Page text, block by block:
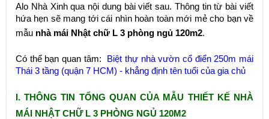
Alo Nhà Xinh qua nội dung bài viết sau. Thông tin từ bài viết
hứa hẹn sẽ mang tới cái nhìn hoàn toàn mới mẻ cho bạn về
mẫu nhà mái Nhật chữ L 3 phòng ngủ 120m2.
Có thể bạn quan tâm: Biệt thự nhà vườn cổ điển 250m mái
Thái 3 tầng (quận 7 HCM) - khẳng định tên tuổi của gia chủ
I. THÔNG TIN TỔNG QUAN CỦA MẪU THIẾT KẾ NHÀ
MÁI NHẬT CHỮ L 3 PHÒNG NGỦ 120M2